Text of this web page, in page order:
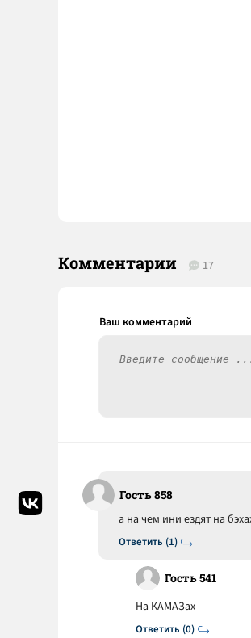
Комментарии 17
Гость 858
Ответить (1)
а на чем ини ездят на
Гость 541
Ответить (0)
На КАМАЗах